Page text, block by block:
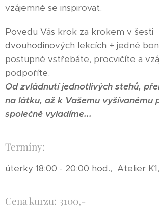
vzájemně se inspirovat.
Povedu Vás krok za krokem v šesti
dvouhodinových lekcích + jedné
postupně vstřebáte, procvičíte a
podpoříte.
Od zvládnutí jednotlivých stehů,
na látku, až k Vašemu vyšívanému
společně vyladíme...
Termíny:
úterky 18:00 - 20:00 hod., Atelier
Cena kurzu: 3100,-